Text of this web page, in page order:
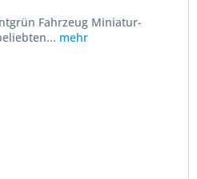
Fahrzeug Miniatur-
mehr